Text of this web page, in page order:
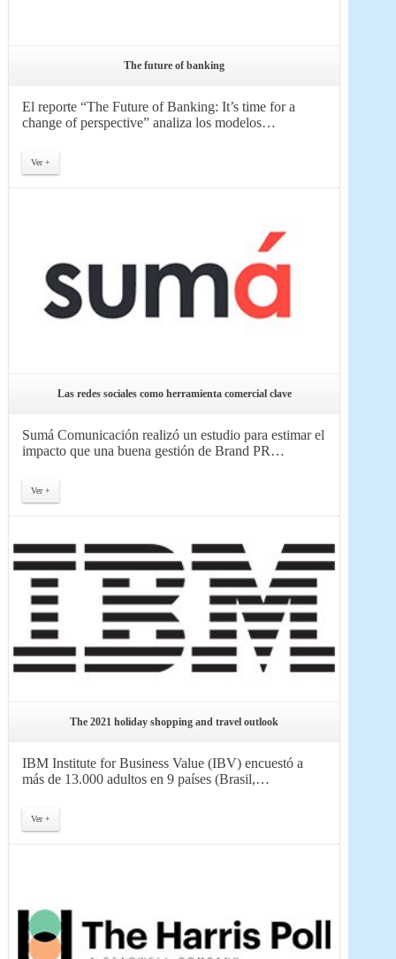
The future of banking
El reporte “The Future of Banking: It’s time for a
change of perspective” analiza los modelos…
Ver +
Las redes sociales como herramienta comercial clave
Sumá Comunicación realizó un estudio para estimar el
impacto que una buena gestión de Brand PR…
Ver +
The 2021 holiday shopping and travel outlook
IBM Institute for Business Value (IBV) encuestó a
más de 13.000 adultos en 9 países (Brasil,…
Ver +